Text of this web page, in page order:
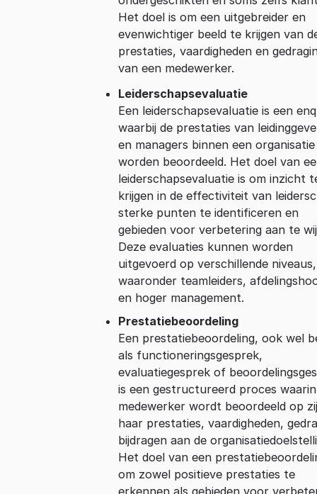
Het doel is om een uitgebreider en
evenwichtiger beeld te krijgen van
prestaties, vaardigheden en
van een medewerker.
Leiderschapsevaluatie
Een leiderschapsevaluatie is een
waarbij de prestaties van
en managers binnen een organisatie
worden beoordeeld. Het doel van
leiderschapsevaluatie is om inzicht
krijgen in de effectiviteit van
sterke punten te identificeren en
gebieden voor verbetering aan te
Deze evaluaties kunnen worden
uitgevoerd op verschillende niveaus,
waaronder teamleiders,
en hoger management.
Prestatiebeoordeling
Een prestatiebeoordeling, ook wel
als functioneringsgesprek,
evaluatiegesprek of
is een gestructureerd proces
medewerker wordt beoordeeld op
haar prestaties, vaardigheden,
bijdragen aan de
Het doel van een
om zowel positieve prestaties te
erkennen als gebieden voor